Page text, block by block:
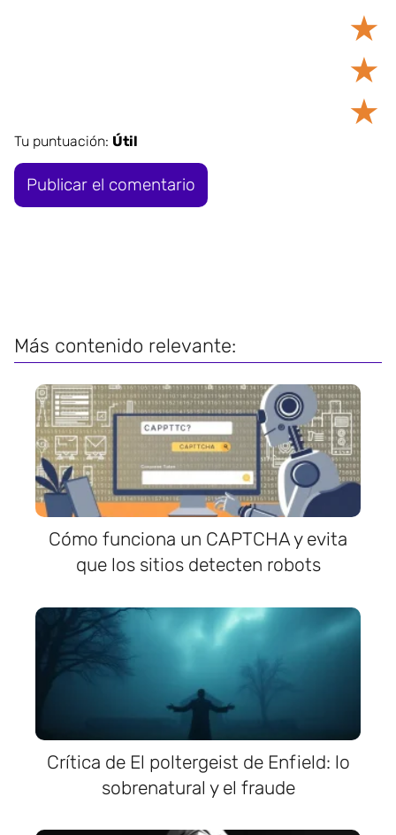
★
★
★
Tu puntuación: Útil
Más contenido relevante:
Cómo funciona un CAPTCHA y evita
que los sitios detecten robots
Crítica de El poltergeist de Enfield: lo
sobrenatural y el fraude